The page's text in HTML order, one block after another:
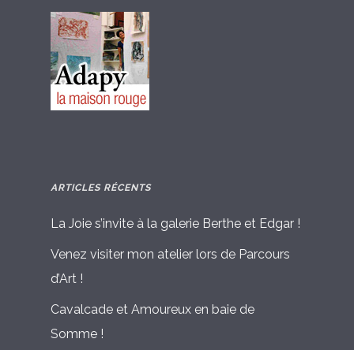
ARTICLES RÉCENTS
La Joie s’invite à la galerie Berthe et Edgar !
Venez visiter mon atelier lors de Parcours
d’Art !
Cavalcade et Amoureux en baie de
Somme !